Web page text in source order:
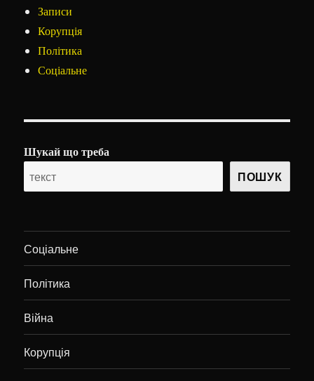
Записи
Корупція
Політика
Соціальне
Шукай що треба
ПОШУК
Соціальне
Політика
Війна
Корупція